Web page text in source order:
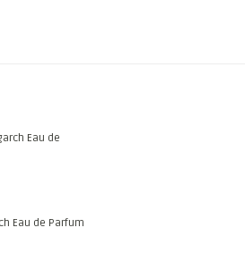
Eau de Parfum